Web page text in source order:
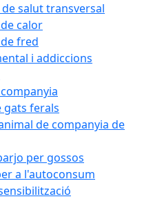
salut transversal
calor
fred
i addiccions
gats ferals
de companyia de
per gossos
a l'autoconsum